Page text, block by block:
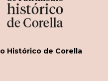
Histórico de Corella